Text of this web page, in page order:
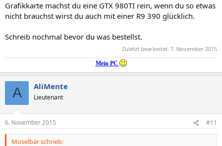
Grafikkarte machst du eine GTX 980TI rein, wenn du so etwas
nicht brauchst wirst du auch mit einer R9 390 glücklich.
Schreib nochmal bevor du was bestellst.
Zuletzt bearbeitet: 7. November 2015
Mein PC
A AliMente
Lieutenant
6. November 2015 #11
Moselbär schrieb: